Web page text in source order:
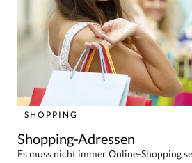
SHOPPING
Shopping-Adressen
Es muss nicht immer Online-Shopping